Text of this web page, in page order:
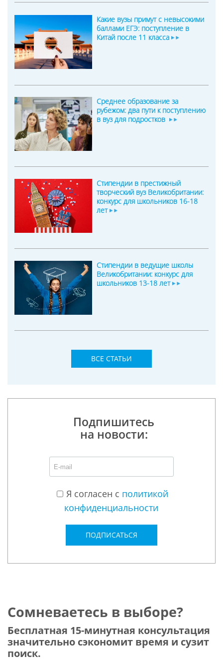
Какие вузы примут с невысокими
баллами ЕГЭ: поступление в
Китай после 11 класса
Среднее образование за
рубежом: два пути к поступлению
в вуз для подростков
Стипендии в престижный
творческий вуз Великобритании:
конкурс для школьников 16-18
лет
Стипендии в ведущие школы
Великобритании: конкурс для
школьников 13-18 лет
ВСЕ СТАТЬИ
Подпишитесь
на новости:
Я согласен с политикой
конфиденциальности
ПОДПИСАТЬСЯ
Сомневаетесь в выборе?
Бесплатная 15-минутная консультация
значительно сэкономит время и сузит
поиск.